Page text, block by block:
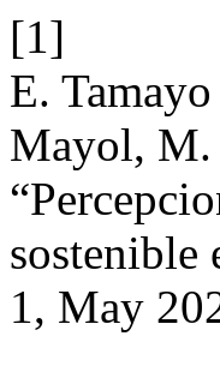
[1]
E.
Mayol, M.
sostenible
1, May